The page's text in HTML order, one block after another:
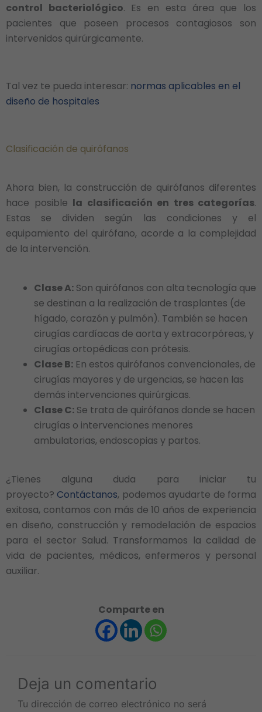
control bacteriológico. Es en esta área que los
pacientes que poseen procesos contagiosos son
intervenidos quirúrgicamente.
Tal vez te pueda interesar: normas aplicables en el
diseño de hospitales
Clasificación de quirófanos
Ahora bien, la construcción de quirófanos diferentes
hace posible la clasificación en tres categorías.
Estas se dividen según las condiciones y el
equipamiento del quirófano, acorde a la complejidad
de la intervención.
Clase A: Son quirófanos con alta tecnología que
se destinan a la realización de trasplantes (de
hígado, corazón y pulmón). También se hacen
cirugías cardíacas de aorta y extracorpóreas, y
cirugías ortopédicas con prótesis.
Clase B: En estos quirófanos convencionales, de
cirugías mayores y de urgencias, se hacen las
demás intervenciones quirúrgicas.
Clase C: Se trata de quirófanos donde se hacen
cirugías o intervenciones menores
ambulatorias, endoscopias y partos.
¿Tienes alguna duda para iniciar tu
proyecto?Contáctanos, podemos ayudarte de forma
exitosa, contamos con más de 10 años de experiencia
en diseño, construcción y remodelación de espacios
para el sector Salud. Transformamos la calidad de
vida de pacientes, médicos, enfermeros y personal
auxiliar.
Comparte en
Deja un comentario
Tu dirección de correo electrónico no será